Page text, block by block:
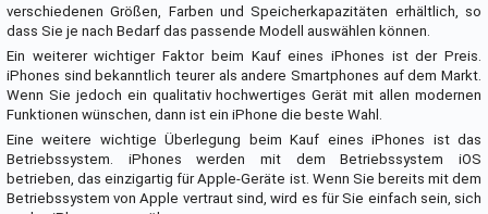
verschiedenen Größen, Farben und Speicherkapazitäten erhältlich, so
dass Sie je nach Bedarf das passende Modell auswählen können.
Ein weiterer wichtiger Faktor beim Kauf eines iPhones ist der Preis.
iPhones sind bekanntlich teurer als andere Smartphones auf dem Markt.
Wenn Sie jedoch ein qualitativ hochwertiges Gerät mit allen modernen
Funktionen wünschen, dann ist ein iPhone die beste Wahl.
Eine weitere wichtige Überlegung beim Kauf eines iPhones ist das
Betriebssystem. iPhones werden mit dem Betriebssystem iOS
betrieben, das einzigartig für Apple-Geräte ist. Wenn Sie bereits mit dem
Betriebssystem von Apple vertraut sind, wird es für Sie einfach sein, sich